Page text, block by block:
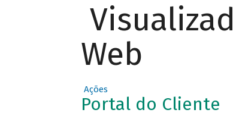
Web
Ações
Portal do Cliente